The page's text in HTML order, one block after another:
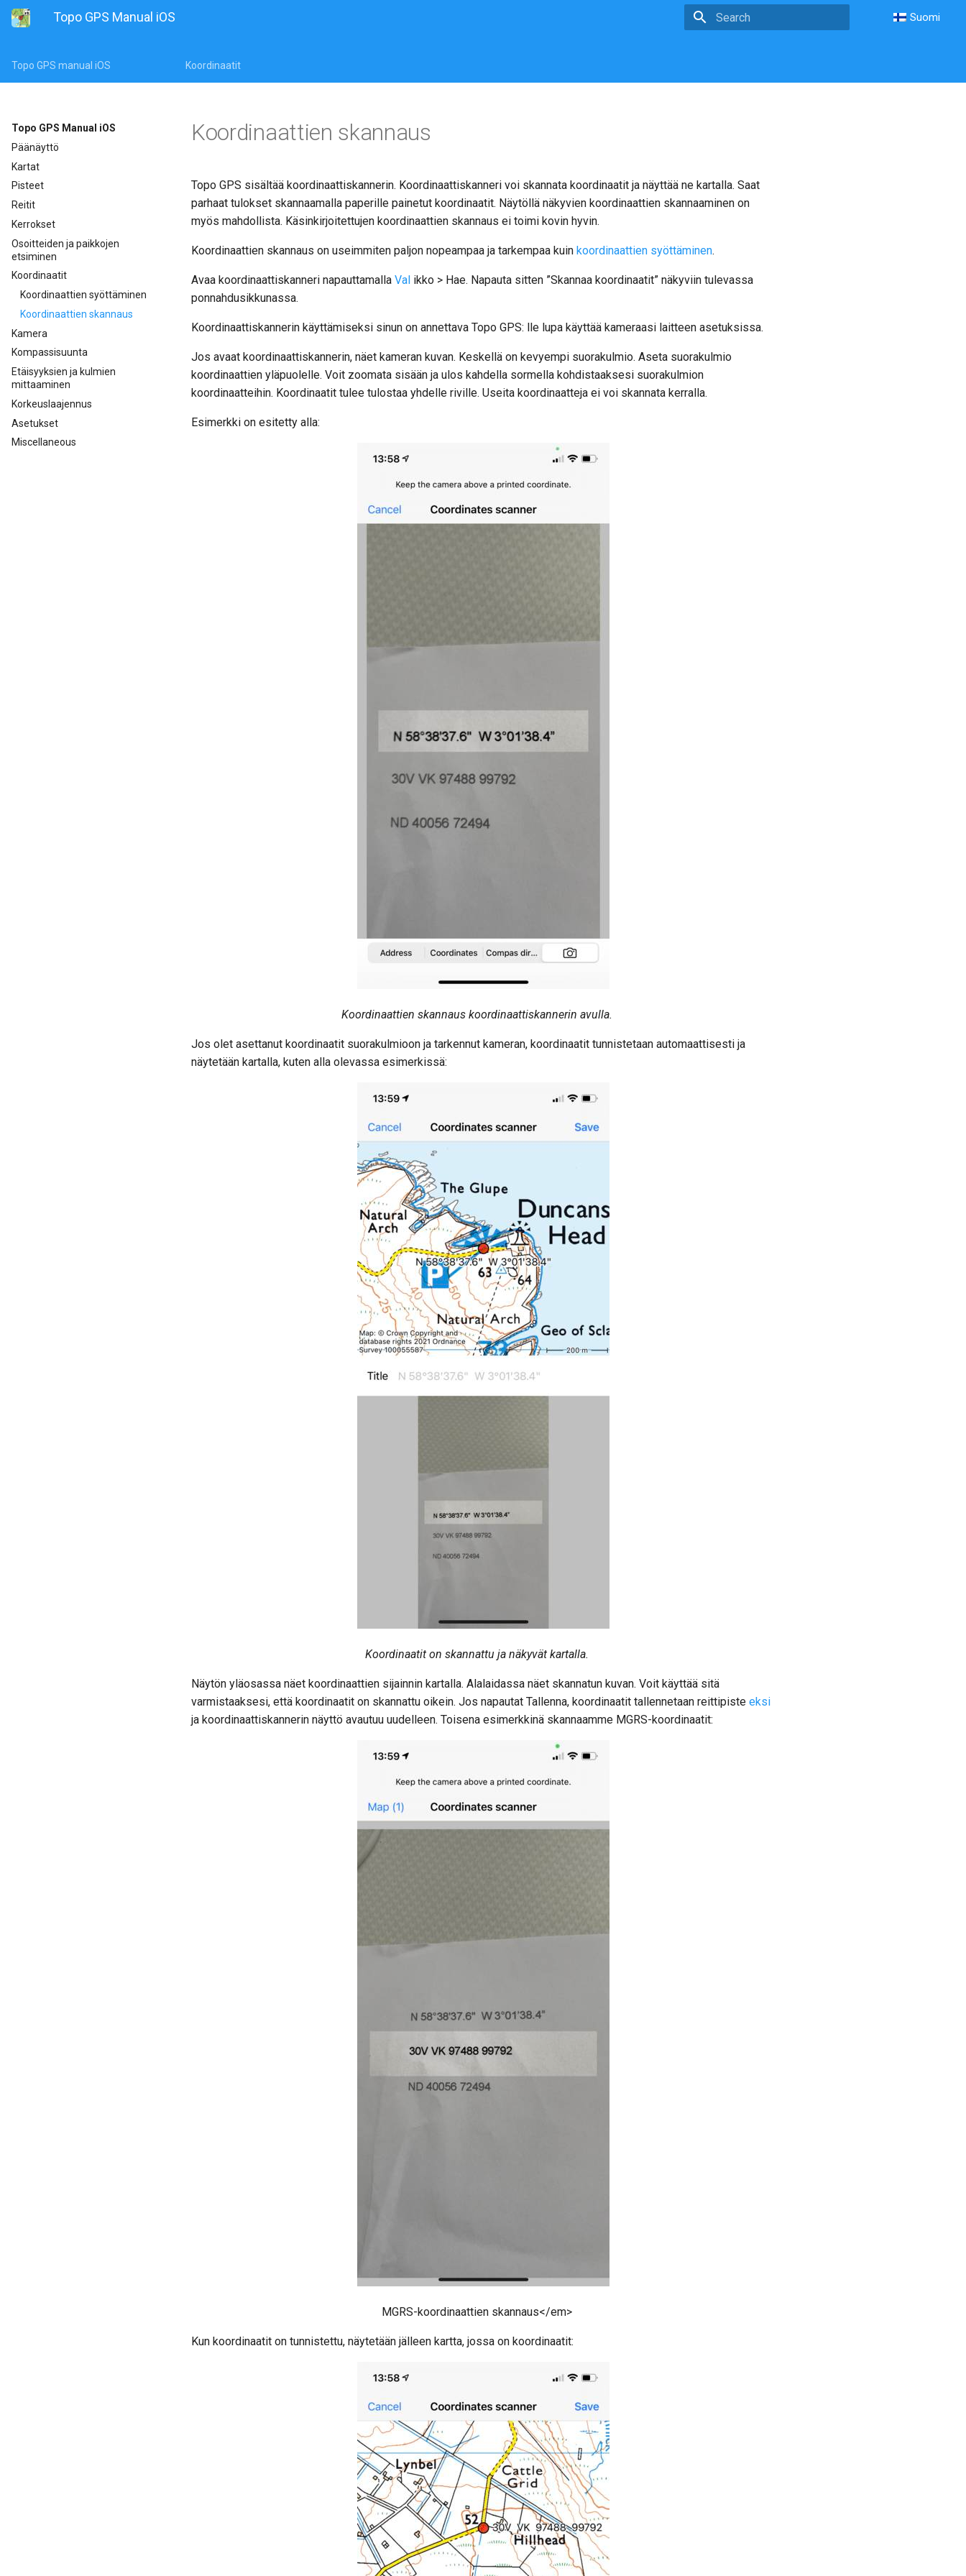
Topo GPS Manual iOS Suomi
Topo GPS manual iOS Koordinaatit
Topo GPS Manual iOS
Päänäyttö
Kartat
Pisteet
Reitit
Kerrokset
Osoitteiden ja paikkojen
etsiminen
Koordinaatit
Koordinaattien syöttäminen
Koordinaattien skannaus
Kamera
Kompassisuunta
Etäisyyksien ja kulmien
mittaaminen
Korkeuslaajennus
Asetukset
Miscellaneous
Koordinaattien skannaus
Topo GPS sisältää koordinaattiskannerin. Koordinaattiskanneri voi skannata koordinaatit ja näyttää ne kartalla. Saat
parhaat tulokset skannaamalla paperille painetut koordinaatit. Näytöllä näkyvien koordinaattien skannaaminen on
myös mahdollista. Käsinkirjoitettujen koordinaattien skannaus ei toimi kovin hyvin.
Koordinaattien skannaus on useimmiten paljon nopeampaa ja tarkempaa kuin koordinaattien syöttäminen.
Avaa koordinaattiskanneri napauttamalla Val ikko > Hae. Napauta sitten ”Skannaa koordinaatit” näkyviin tulevassa
ponnahdusikkunassa.
Koordinaattiskannerin käyttämiseksi sinun on annettava Topo GPS: lle lupa käyttää kameraasi laitteen asetuksissa.
Jos avaat koordinaattiskannerin, näet kameran kuvan. Keskellä on kevyempi suorakulmio. Aseta suorakulmio
koordinaattien yläpuolelle. Voit zoomata sisään ja ulos kahdella sormella kohdistaaksesi suorakulmion
koordinaatteihin. Koordinaatit tulee tulostaa yhdelle riville. Useita koordinaatteja ei voi skannata kerralla.
Esimerkki on esitetty alla:
Koordinaattien skannaus koordinaattiskannerin avulla.
Jos olet asettanut koordinaatit suorakulmioon ja tarkennut kameran, koordinaatit tunnistetaan automaattisesti ja
näytetään kartalla, kuten alla olevassa esimerkissä:
Koordinaatit on skannattu ja näkyvät kartalla.
Näytön yläosassa näet koordinaattien sijainnin kartalla. Alalaidassa näet skannatun kuvan. Voit käyttää sitä
varmistaaksesi, että koordinaatit on skannattu oikein. Jos napautat Tallenna, koordinaatit tallennetaan reittipiste eksi
ja koordinaattiskannerin näyttö avautuu uudelleen. Toisena esimerkkinä skannaamme MGRS-koordinaatit:
MGRS-koordinaattien skannaus</em>
Kun koordinaatit on tunnistettu, näytetään jälleen kartta, jossa on koordinaatit: